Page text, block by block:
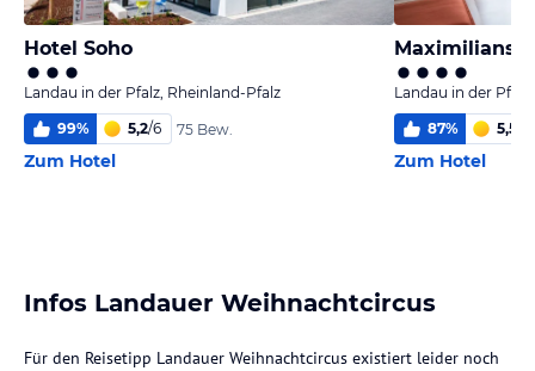
Hotel Soho
Landau in der Pfalz, Rheinland-Pfalz
99% 5,2/6 75 Bew.
Zum Hotel
Maximilians
Landau in der
87% 5,5
Zum Hotel
Infos Landauer Weihnachtcircus
Für den Reisetipp Landauer Weihnachtcircus existiert leider noch